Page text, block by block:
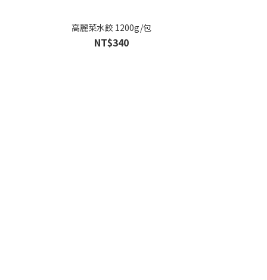
高麗菜水餃 1200g/包
NT$340